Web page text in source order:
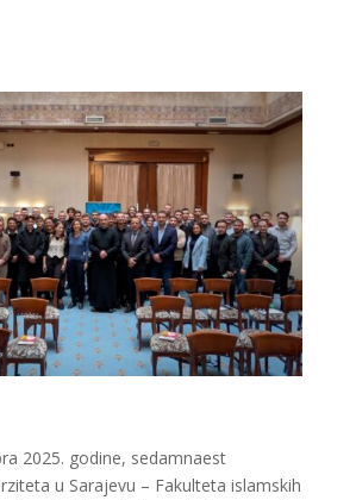
2025. godine, sedamnaest
u Sarajevu – Fakulteta islamskih